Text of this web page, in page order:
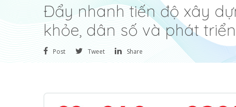
Đẩy nhanh tiến độ xây
khỏe, dân số và phát
Post Tweet Share